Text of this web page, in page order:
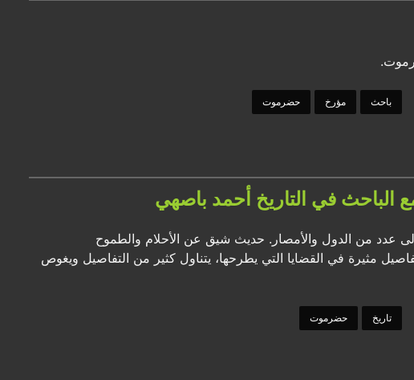
باحث مؤرخ حضرموت
في التاريخ أحمد باصهي
عدد من الدول والأمصار. حديث شيق عن الأحلام والطموح
مثيرة في القضايا التي يطرحها، يتناول كثير من التفاصيل ويغوص
تاريخ حضرموت